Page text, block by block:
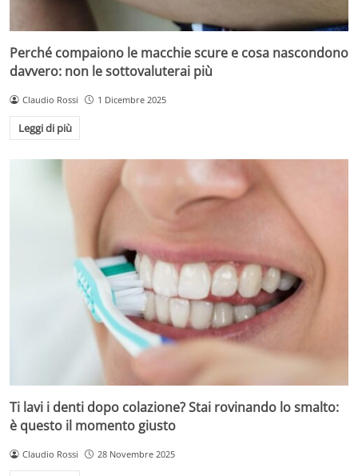
Perché compaiono le macchie scure e cosa nascondono
davvero: non le sottovaluterai più
Claudio Rossi 1 Dicembre 2025
Leggi di più
Ti lavi i denti dopo colazione? Stai rovinando lo smalto:
è questo il momento giusto
Claudio Rossi 28 Novembre 2025